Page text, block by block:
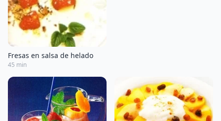
Fresas en salsa de helado
45 min